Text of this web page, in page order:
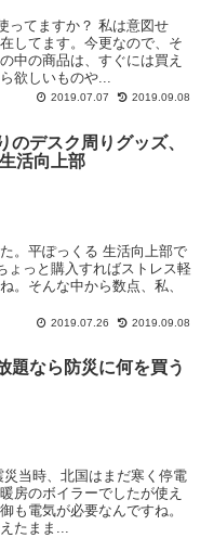
ってますか？ 私は意図せ
してます。今更なので、そ
中の商品は、すぐには買え
欲しいものや...
2019.07.07 2019.09.08
のデスク周りグッズ、
活向上部
。平ぽっくる 生活向上部で
ょっと購入すればストレス軽
。そんな中から数点、私、
2019.07.26 2019.09.08
題なら防災に何を買う
当時、北国はまだ寒く停電
房のボイラーでしたが使え
も電気が必要なんですね。
たまま...